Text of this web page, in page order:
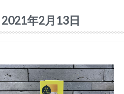
2021年2月13日